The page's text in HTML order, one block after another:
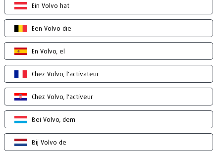
Ein Volvo hat
Een Volvo die
En Volvo, el
Chez Volvo, l'activateur
Chez Volvo, l'activeur
Bei Volvo, dem
Bij Volvo de